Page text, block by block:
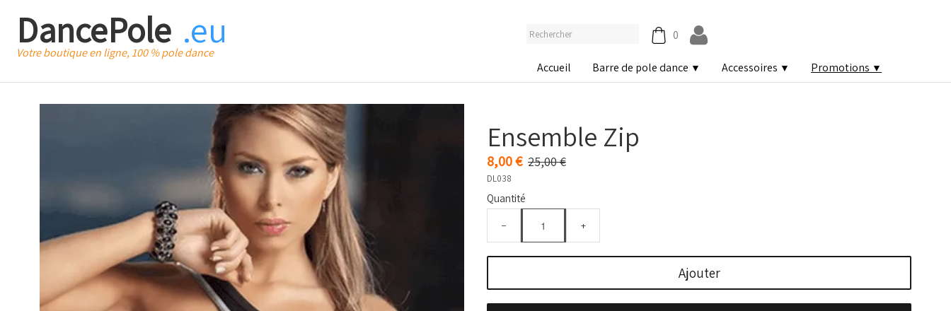
DancePole .eu
Votre boutique en ligne, 100 % pole dance
0
Accueil Barre de pole dance ▼ Accessoires ▼ Promotions ▼
Ensemble Zip
8,00 € 25,00 €
DL038
Quantité
− +
Ajouter